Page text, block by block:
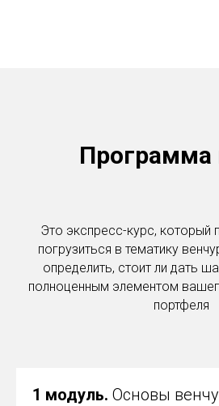
Программа
Это экспресс-курс, который
погрузиться в тематику
определить, стоит ли дать
полноценным элементом
портфеля
1 модуль. Основы